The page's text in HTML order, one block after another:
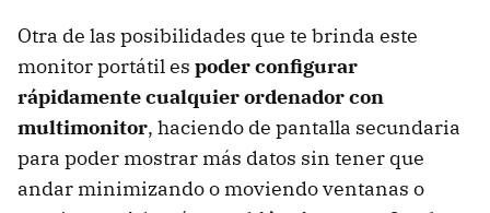
Otra de las posibilidades que te brinda este
monitor portátil es poder configurar
rápidamente cualquier ordenador con
multimonitor, haciendo de pantalla secundaria
para poder mostrar más datos sin tener que
andar minimizando o moviendo ventanas o